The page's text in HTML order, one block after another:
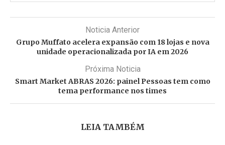
Noticia Anterior
Grupo Muffato acelera expansão com 18 lojas e nova
unidade operacionalizada por IA em 2026
Próxima Noticia
Smart Market ABRAS 2026: painel Pessoas tem como
tema performance nos times
LEIA TAMBÉM